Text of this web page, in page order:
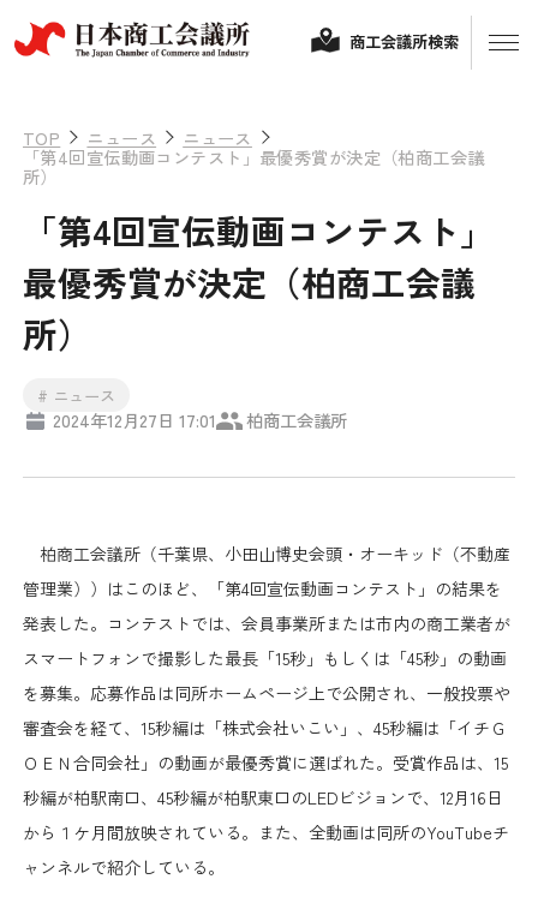
融資制度・補助金
検定試験
ビジネス交流
海外ビジネス・貿易証明
情報提供・広報
その他サービス
調査・研究
日本商工会議所とは
組織概要
役員紹介
日商のあゆみ
委員会・専門委員会
商工会議所検索
TOP ニュース ニュース
「第4回宣伝動画コンテスト」最優秀賞が決定（柏商工会議
所）
「第4回宣伝動画コンテスト」
最優秀賞が決定（柏商工会議
所）
# ニュース
2024年12月27日 17:01 柏商工会議所
柏商工会議所（千葉県、小田山博史会頭・オーキッド（不動産
管理業））はこのほど、「第4回宣伝動画コンテスト」の結果を
発表した。コンテストでは、会員事業所または市内の商工業者が
スマートフォンで撮影した最長「15秒」もしくは「45秒」の動画
を募集。応募作品は同所ホームページ上で公開され、一般投票や
審査会を経て、15秒編は「株式会社いこい」、45秒編は「イチＧ
ＯＥＮ合同会社」の動画が最優秀賞に選ばれた。受賞作品は、15
秒編が柏駅南口、45秒編が柏駅東口のLEDビジョンで、12月16日
から１ケ月間放映されている。また、全動画は同所のYouTubeチ
ャンネルで紹介している。